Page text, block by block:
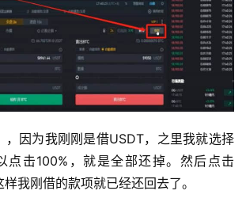
，因为我刚刚是借USDT，之里我就选择
点击100%，就是全部还掉。然后点击
样我刚借的款项就已经还回去了。